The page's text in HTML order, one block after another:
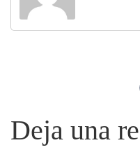
Deja una